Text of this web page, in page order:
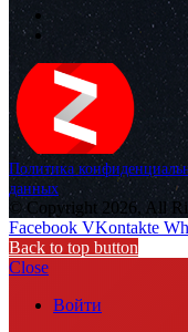
Политика
данных
© Copyright 2026, All
Facebook VKontakte
Back to top button
Close
Войти